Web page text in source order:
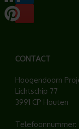
CONTACT
Hoogendoorn
Lichtschip 77
3991 CP Houten
Telefoonnummer: